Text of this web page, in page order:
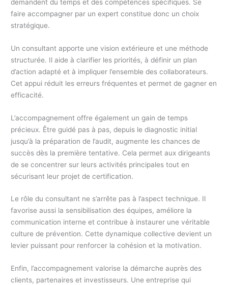
demandent du temps et des compétences spécifiques. Se
faire accompagner par un expert constitue donc un choix
stratégique.
Un consultant apporte une vision extérieure et une méthode
structurée. Il aide à clarifier les priorités, à définir un plan
d’action adapté et à impliquer l’ensemble des collaborateurs.
Cet appui réduit les erreurs fréquentes et permet de gagner en
efficacité.
L’accompagnement offre également un gain de temps
précieux. Être guidé pas à pas, depuis le diagnostic initial
jusqu’à la préparation de l’audit, augmente les chances de
succès dès la première tentative. Cela permet aux dirigeants
de se concentrer sur leurs activités principales tout en
sécurisant leur projet de certification.
Le rôle du consultant ne s’arrête pas à l’aspect technique. Il
favorise aussi la sensibilisation des équipes, améliore la
communication interne et contribue à instaurer une véritable
culture de prévention. Cette dynamique collective devient un
levier puissant pour renforcer la cohésion et la motivation.
Enfin, l’accompagnement valorise la démarche auprès des
clients, partenaires et investisseurs. Une entreprise qui